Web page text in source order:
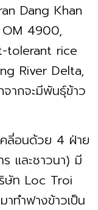
Dang Khan
OM 4900,
tolerant rice
River Delta,
ากจะมีพันธุ์ข้าว
คลี่อนด้วย 4 ฝ่าย
และชาวนา) มี
ริษัท Loc Troi
าทำฟางข้าวเป็น